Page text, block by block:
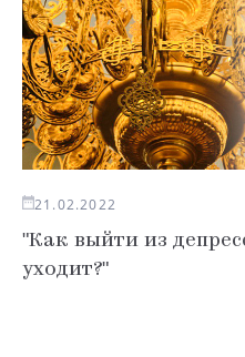
21.02.2022
"Как выйти из
уходит?"